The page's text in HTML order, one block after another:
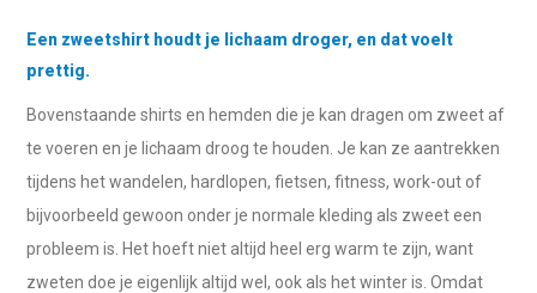
Een zweetshirt houdt je lichaam droger, en dat voelt
prettig.
Bovenstaande shirts en hemden die je kan dragen om zweet af
te voeren en je lichaam droog te houden. Je kan ze aantrekken
tijdens het wandelen, hardlopen, fietsen, fitness, work-out of
bijvoorbeeld gewoon onder je normale kleding als zweet een
probleem is. Het hoeft niet altijd heel erg warm te zijn, want
zweten doe je eigenlijk altijd wel, ook als het winter is. Omdat